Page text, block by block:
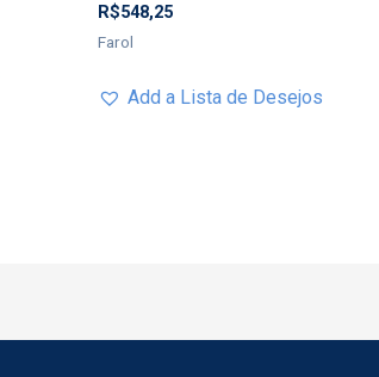
R$548,25
Farol
Add a Lista de Desejos